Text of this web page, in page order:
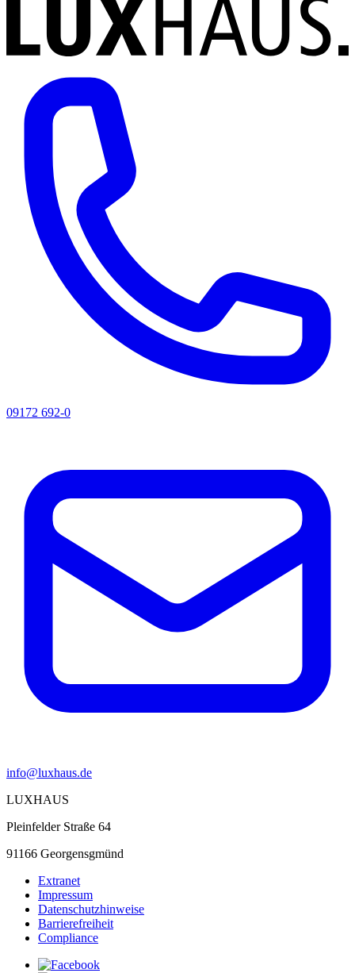
09172 692-0
info@luxhaus.de
LUXHAUS
Pleinfelder Straße 64
91166 Georgensgmünd
Extranet
Impressum
Datenschutzhinweise
Barrierefreiheit
Compliance